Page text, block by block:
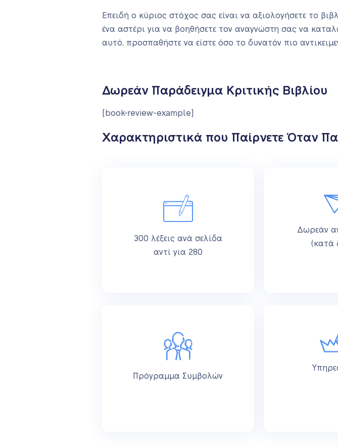
Επειδή ο κύριος στόχος σας είναι να αξιολογήσετε το
ένα αστέρι για να βοηθήσετε τον αναγνώστη σας να
αυτό, προσπαθήστε να είστε όσο το δυνατόν πιο
Δωρεάν Παράδειγμα Κριτικής Βιβλίου
[book-review-example]
Χαρακτηριστικά που Παίρνετε Όταν
300 λέξεις ανά σελίδα
αντί για 280
Δωρεάν
(κατά
Πρόγραμμα Συμβολών